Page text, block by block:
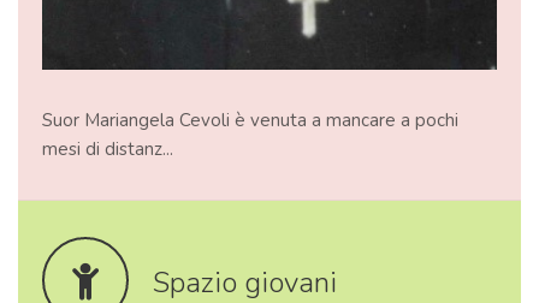
Suor Mariangela Cevoli è venuta a mancare a pochi
mesi di distanz...
Spazio giovani